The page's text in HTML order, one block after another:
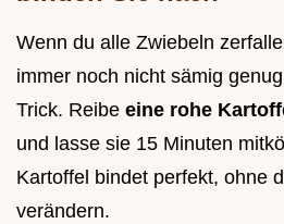
Wenn du alle Zwiebeln
immer noch nicht sämig
Trick. Reibe eine rohe
und lasse sie 15 Minuten
Kartoffel bindet perfekt, ohne
verändern.